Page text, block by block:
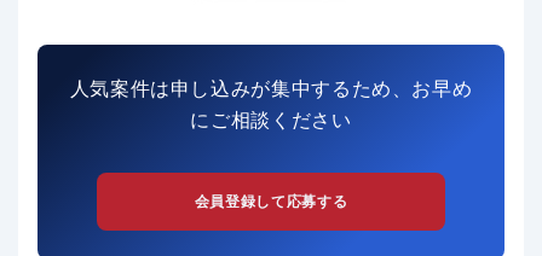
人気案件は申し込みが集中するため、お早め
にご相談ください
会員登録して応募する